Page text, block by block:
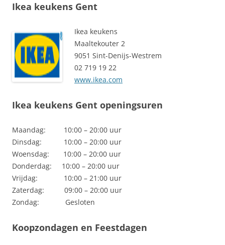
Ikea keukens Gent
Ikea keukens
Maaltekouter 2
9051 Sint-Denijs-Westrem
02 719 19 22
www.ikea.com
Ikea keukens Gent openingsuren
Maandag: 10:00 – 20:00 uur
Dinsdag: 10:00 – 20:00 uur
Woensdag: 10:00 – 20:00 uur
Donderdag: 10:00 – 20:00 uur
Vrijdag: 10:00 – 21:00 uur
Zaterdag: 09:00 – 20:00 uur
Zondag: Gesloten
Koopzondagen en Feestdagen